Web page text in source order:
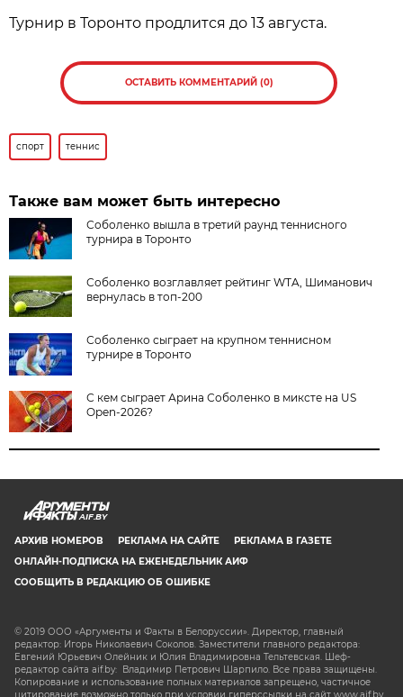
Турнир в Торонто продлится до 13 августа.
ОСТАВИТЬ КОММЕНТАРИЙ (0)
спорт теннис
Также вам может быть интересно
Соболенко вышла в третий раунд теннисного
турнира в Торонто
Соболенко возглавляет рейтинг WTA, Шиманович
вернулась в топ-200
Соболенко сыграет на крупном теннисном
турнире в Торонто
С кем сыграет Арина Соболенко в миксте на US
Open-2026?
AIF.BY
АРХИВ НОМЕРОВ РЕКЛАМА НА САЙТЕ
РЕКЛАМА В ГАЗЕТЕ
ОНЛАЙН-ПОДПИСКА НА ЕЖЕНЕДЕЛЬНИК АИФ
СООБЩИТЬ В РЕДАКЦИЮ ОБ ОШИБКЕ
© 2019 ООО «Аргументы и Факты в Белоруссии». Директор, главный
редактор: Игорь Николаевич Соколов. Заместители главного редактора:
Евгений Юрьевич Олейник и Юлия Владимировна Тельтевская. Шеф-
редактор сайта aif.by: Владимир Петрович Шарпило. Все права защищены.
Копирование и использование полных материалов запрещено, частичное
цитирование возможно только при условии гиперссылки на сайт www.aif.by.